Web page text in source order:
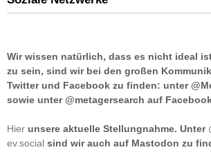
Wir wissen natürlich, dass es nicht ideal
zu sein, sind wir bei den großen
Twitter und Facebook zu finden: unter
sowie unter @metagersearch auf
Hier unsere aktuelle Stellungnahme. Unter
ev.social sind wir auch auf Mastodon zu